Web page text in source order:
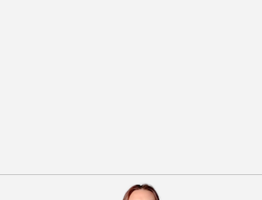
Отправить заявку